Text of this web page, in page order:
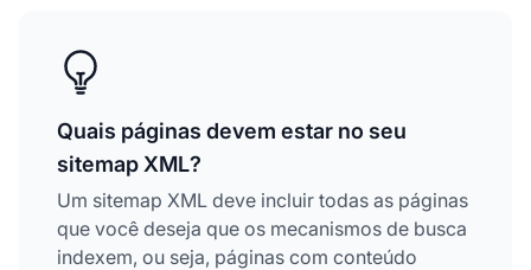
Quais páginas devem estar no seu
sitemap XML?
Um sitemap XML deve incluir todas as páginas
que você deseja que os mecanismos de busca
indexem, ou seja, páginas com conteúdo